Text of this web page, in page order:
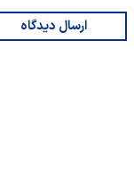
ارسال دیدگاه